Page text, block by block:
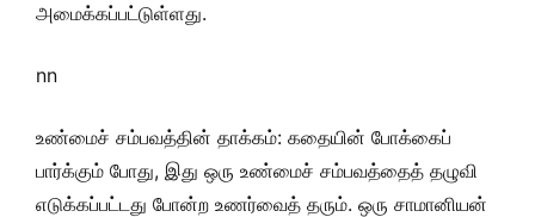
அமைக்கப்பட்டுள்ளது.
nn
உண்மைச் சம்பவத்தின் தாக்கம்: கதையின் போக்கைப்
பார்க்கும் போது, இது ஒரு உண்மைச் சம்பவத்தைத் தழுவி
எடுக்கப்பட்டது போன்ற உணர்வைத் தரும். ஒரு சாமானியன்